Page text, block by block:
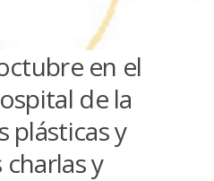
en el
de la
plásticas y
y